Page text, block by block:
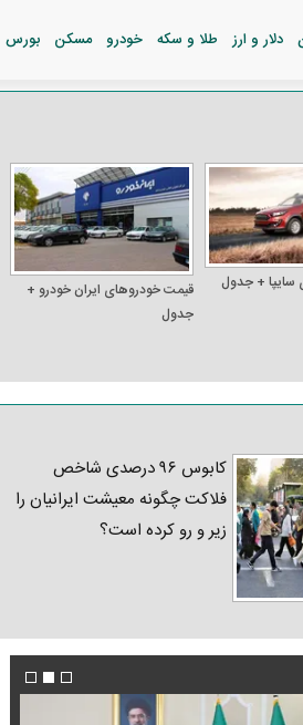
دلار و ارز طلا و سکه خودرو مسکن بورس
+ جدول
قیمت خودرو‌های ایران خودرو +
جدول
کابوس ۹۶ درصدی شاخص
فلاکت چگونه معیشت ایرانیان را
زیر و رو کرده است؟